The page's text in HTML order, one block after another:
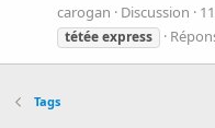
carogan
Discussion
tétéeexpress
Tags